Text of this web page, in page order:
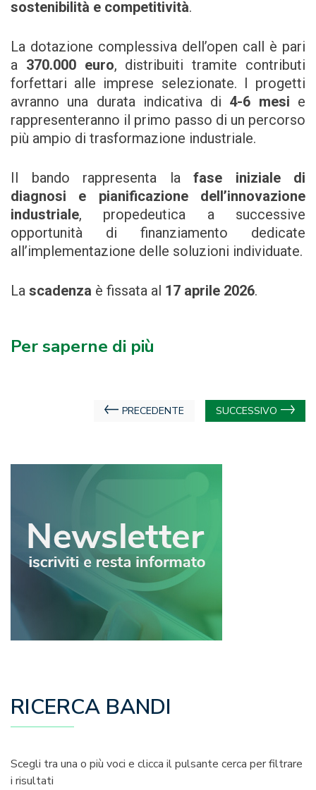
sostenibilità e competitività.
La dotazione complessiva dell’open call è pari
a 370.000 euro, distribuiti tramite contributi
forfettari alle imprese selezionate. I progetti
avranno una durata indicativa di 4-6 mesi e
rappresenteranno il primo passo di un percorso
più ampio di trasformazione industriale.
Il bando rappresenta la fase iniziale di
diagnosi e pianificazione dell’innovazione
industriale, propedeutica a successive
opportunità di finanziamento dedicate
all’implementazione delle soluzioni individuate.
La scadenza è fissata al 17 aprile 2026.
Per saperne di più
Navigazione
PRECEDENTE SUCCESSIVO
RICERCA BANDI
Scegli tra una o più voci e clicca il pulsante cerca per filtrare
i risultati